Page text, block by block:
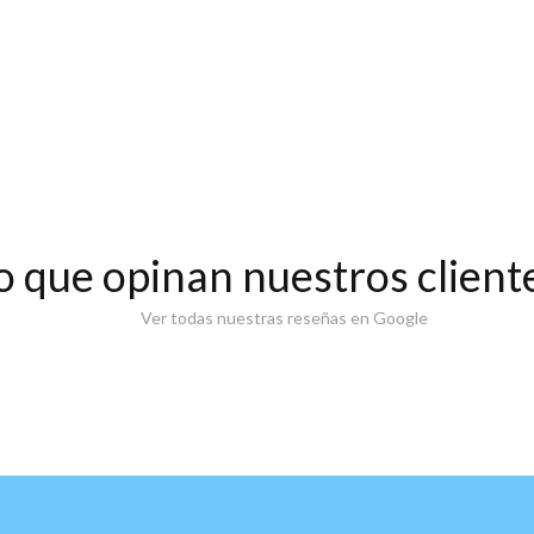
que opinan nuestros
Ver todas nuestras reseñas en Google